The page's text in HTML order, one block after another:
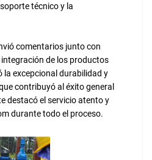
técnico y la
comentarios junto con
de los productos
la excepcional durabilidad y
contribuyó al éxito general
destacó el servicio atento y
durante todo el proceso.